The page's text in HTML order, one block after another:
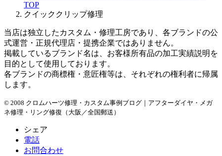
TOP
クイッククリップ修理
当店は独立したカスタム・修理工房であり、各ブランドの公
式運営・正規代理店・提携企業ではありません。
掲載しているブランド名は、お客様所有品の加工実績説明を
目的として使用しております。
各ブランドの商標権・意匠権等は、それぞれの権利者に帰属
します。
© 2008 クロムハーツ修理・カスタム事例ブログ｜アフターダイヤ・メガ
ネ修理・リング修復（大阪／全国郵送）
シェア
電話
お問合わせ